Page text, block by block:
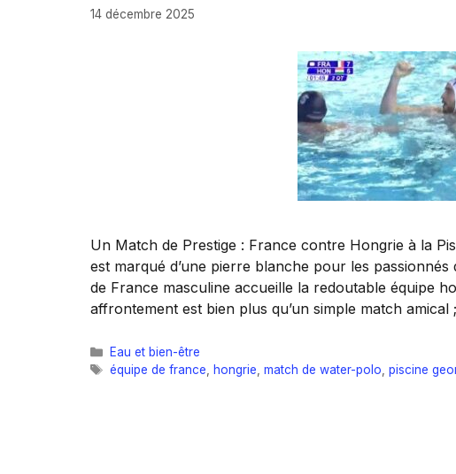
14 décembre 2025
Un Match de Prestige : France contre Hongrie à la
est marqué d’une pierre blanche pour les
de France masculine accueille la redoutable équipe
affrontement est bien plus qu’un simple match amical
Catégories
Eau et bien-être
Étiquettes
équipe de france hongrie match de water-polo piscine